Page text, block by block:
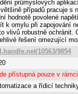
průmyslových
případů pracuje s
hodnotě povolené
k omylu při zapojování
vlivů robustně ochránit.
řešení omezující
10563/9854
přístupná pouze v
a řídicí